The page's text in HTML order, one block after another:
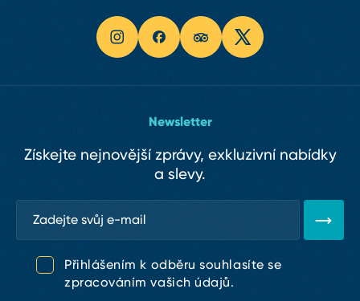
Newsletter
Získejte nejnovější zprávy, exkluzivní nabídky
a slevy.
Přihlášením k odběru souhlasíte se
zpracováním vašich údajů.